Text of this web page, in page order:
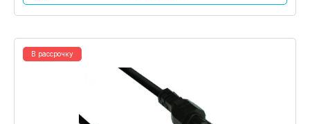
В рассрочку